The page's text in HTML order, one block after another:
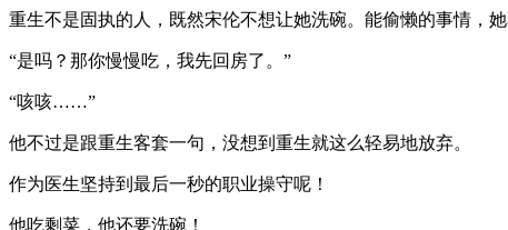
重生不是固执的人，既然宋伦不想让她洗碗。能偷懒的事情，她
“是吗？那你慢慢吃，我先回房了。”
“咳咳……”
他不过是跟重生客套一句，没想到重生就这么轻易地放弃。
作为医生坚持到最后一秒的职业操守呢！
他吃剩菜，他还要洗碗！